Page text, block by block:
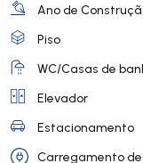
Ano de
Piso
WC/Casas de
Elevador
Estacionamento
Carregamento